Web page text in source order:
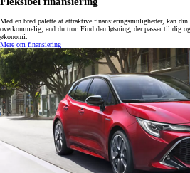
Med en bred palette at attraktive finansieringsmuligheder, kan
overkommelig, end du tror. Find den løsning, der passer til dig
økonomi.
Mere om finansiering